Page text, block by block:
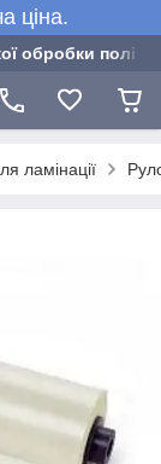
ціна.
обробки
ламінації